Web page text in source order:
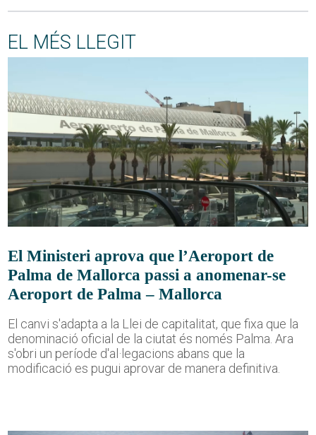
EL MÉS LLEGIT
El Ministeri aprova que l’Aeroport de
Palma de Mallorca passi a anomenar-se
Aeroport de Palma – Mallorca
El canvi s'adapta a la Llei de capitalitat, que fixa que la
denominació oficial de la ciutat és només Palma. Ara
s'obri un període d'al·legacions abans que la
modificació es pugui aprovar de manera definitiva.